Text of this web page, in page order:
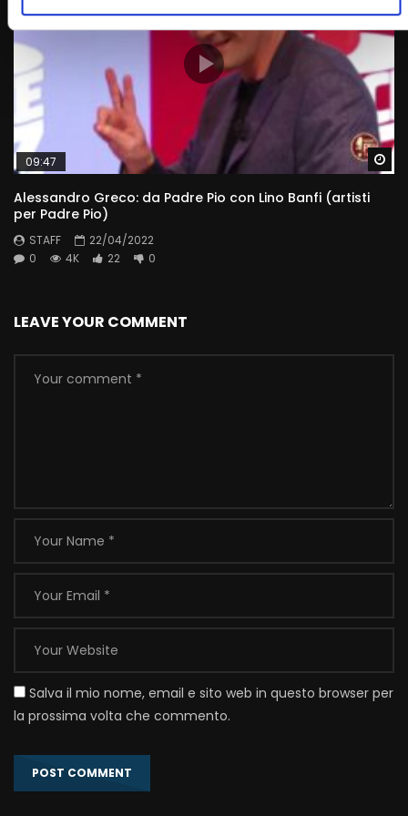
09:47
Alessandro Greco: da Padre Pio con Lino Banfi (artisti
per Padre Pio)
STAFF
22/04/2022
0
4K 22 0
LEAVE YOUR COMMENT
Salva il mio nome, email e sito web in questo browser per
la prossima volta che commento.